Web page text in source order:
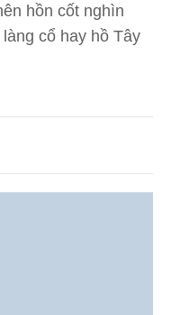
hồn cốt nghìn
cổ hay hồ Tây